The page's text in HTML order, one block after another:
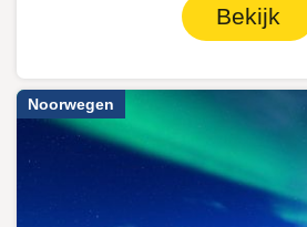
Bekijk
Noorwegen